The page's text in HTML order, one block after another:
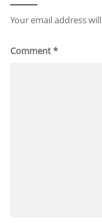
Your email address
Comment*